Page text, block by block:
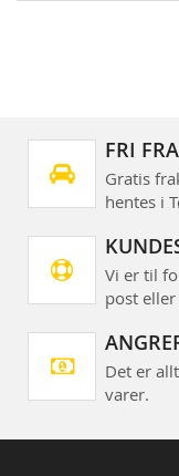
FRI
Gratis
hentes i
Vi er til
post
Det er
varer.